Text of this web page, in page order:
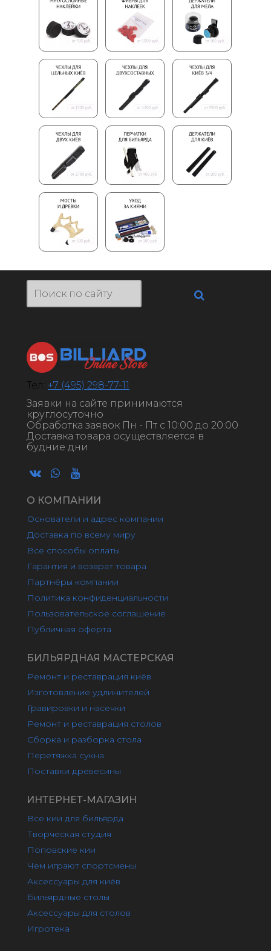
Тел: +7 (495) 298-77-11
Заявки на сайте принимаются
круглосуточно
Обработка заявок Пн - Пт с 10:00 до 20:00
Доставка товара осуществляется в
будние дни
О КОМПАНИИ
Основатели и адрес компании
Доставка по всему миру
Все способы оплаты
Гарантия и возврат товара
Партнёры компании
Политика конфиденциальности
Пользовательское соглашение
Публичная оферта
БИЛЬЯРДНАЯ МАСТЕРСКАЯ
Ремонт и реставрация киёв
Изготовление удлинителей
Гравировки и насечки
Ремонт и реставрация столов
Сборка и разборка стола
Перетяжка сукна
Поставки древесины
ИНТЕРНЕТ-МАГАЗИН
Все кии для бильярда
Творческая студия
Поповские кии
Чем играют спортсмены
Аксессуары для киёв
Бильярдные столы
Аксессуары для столов
Игротека